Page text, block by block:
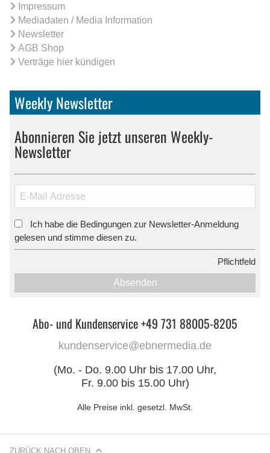
Impressum
Mediadaten / Media Information
Newsletter
AGB Shop
Verträge hier kündigen
Weekly Newsletter
Abonnieren Sie jetzt unseren Weekly-
Newsletter
Ich habe die Bedingungen zur Newsletter-Anmeldung
gelesen und stimme diesen zu.
Pflichtfeld
Absenden
Abo- und Kundenservice +49 731 88005-8205
kundenservice@ebnermedia.de
(Mo. - Do. 9.00 Uhr bis 17.00 Uhr,
Fr. 9.00 bis 15.00 Uhr)
Alle Preise inkl. gesetzl. MwSt.
ZURÜCK NACH OBEN